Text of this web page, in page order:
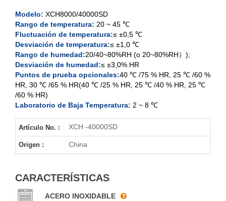
XCH-40000SD
Modelo: XCH8000/40000SD
Rango de temperatura: 20 ~ 45 ℃
Fluctuación de temperatura:≤ ±0,5 ℃
Desviación de temperatura:≤ ±1,0 ℃
Rango de humedad:20/40~80%RH (o 20~80%RH）);
Desviación de humedad:≤ ±3,0% HR
Puntos de prueba opcionales:40 ℃ /75 % HR, 25 ℃ /60 %
HR, 30 ℃ /65 % HR(40 ℃ /25 % HR, 25 ℃ /40 % HR, 25 ℃
/60 % HR)
Laboratorio de Baja Temperatura: 2 ~ 8 ℃
Artículo No. : XCH -40000SD
Origen : China
CARACTERÍSTICAS
ACERO INOXIDABLE